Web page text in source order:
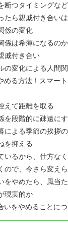
断つタイミングな
たら親戚付き合い
係の変化
係は希薄になるのか
戚付き合い
の変化による人間
める方法！スマー
えて距離を取る
を段階的に疎遠に
による季節の挨拶
を抑える
いるから、仕方な
ので、今さら変え
をやめたら、風当
現実的か
いをやめることに